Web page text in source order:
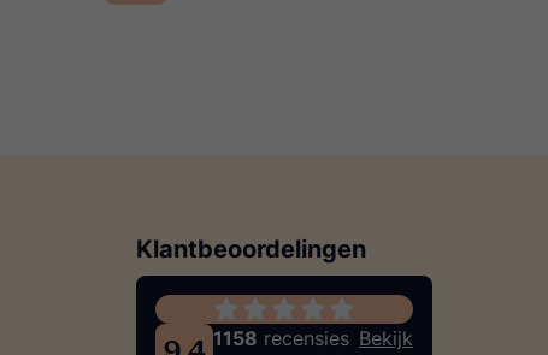
Klantbeoordelingen
1158 recensies Bekijk